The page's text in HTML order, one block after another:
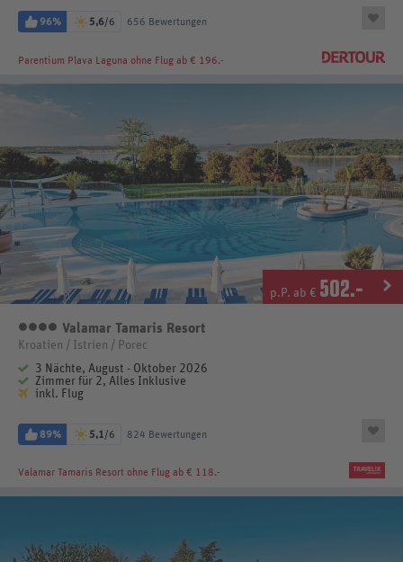
96% 5,6/6 656 Bewertungen
Parentium Plava Laguna ohne Flug ab € 196.-
p.P. ab € 502.-
4 Sterne
Valamar Tamaris Resort
Kroatien / Istrien / Porec
3 Nächte, August - Oktober 2026
Zimmer für 2, Alles Inklusive
inkl. Flug
89% 5,1/6 824 Bewertungen
Valamar Tamaris Resort ohne Flug ab € 118.-